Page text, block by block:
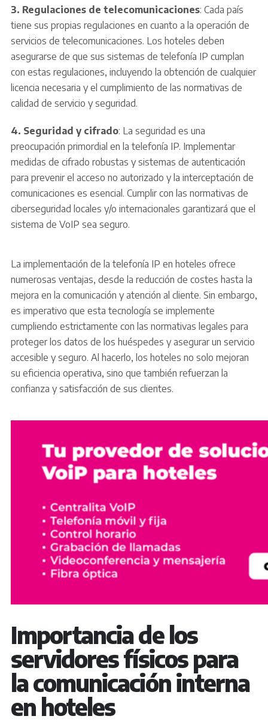
3. Regulaciones de telecomunicaciones: Cada país
tiene sus propias regulaciones en cuanto a la operación de
servicios de telecomunicaciones. Los hoteles deben
asegurarse de que sus sistemas de telefonía IP cumplan
con estas regulaciones, incluyendo la obtención de cualquier
licencia necesaria y el cumplimiento de las normativas de
calidad de servicio y seguridad.
4. Seguridad y cifrado: La seguridad es una
preocupación primordial en la telefonía IP. Implementar
medidas de cifrado robustas y sistemas de autenticación
para prevenir el acceso no autorizado y la interceptación de
comunicaciones es esencial. Cumplir con las normativas de
ciberseguridad locales y/o internacionales garantizará que el
sistema de VoIP sea seguro.
La implementación de la telefonía IP en hoteles ofrece
numerosas ventajas, desde la reducción de costes hasta la
mejora en la comunicación y atención al cliente. Sin embargo,
es imperativo que esta tecnología se implemente
cumpliendo estrictamente con las normativas legales para
proteger los datos de los huéspedes y asegurar un servicio
accesible y seguro. Al hacerlo, los hoteles no solo mejoran
su eficiencia operativa, sino que también refuerzan la
confianza y satisfacción de sus clientes.
Importancia de los
servidores físicos para
la comunicación interna
en hoteles